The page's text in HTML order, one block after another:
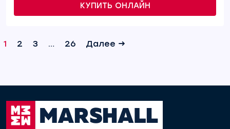
КУПИТЬ ОНЛАЙН
1 2 3 … 26 Далее →